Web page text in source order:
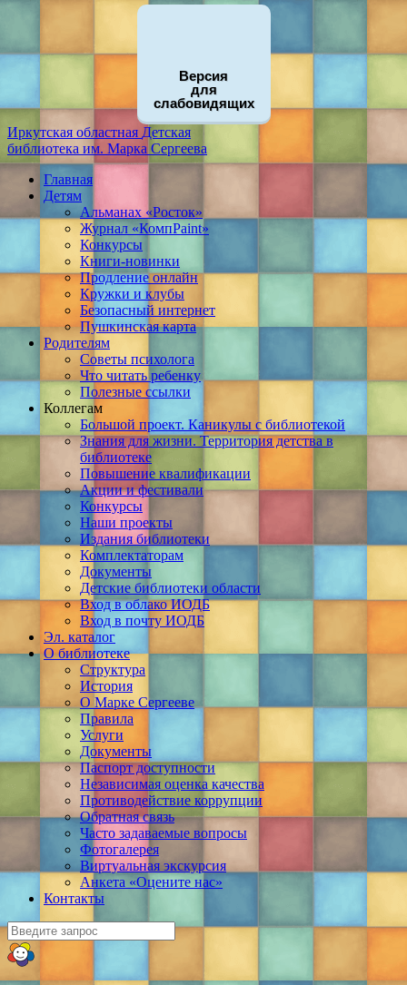
Версия
для
слабовидящих
Иркутская областная Детская
библиотека им. Марка Сергеева
Главная
Детям
Альманах «Росток»
Журнал «КомпPaint»
Конкурсы
Книги-новинки
Продление онлайн
Кружки и клубы
Безопасный интернет
Пушкинская карта
Родителям
Советы психолога
Что читать ребенку
Полезные ссылки
Коллегам
Большой проект. Каникулы с библиотекой
Знания для жизни. Территория детства в
библиотеке
Повышение квалификации
Акции и фестивали
Конкурсы
Наши проекты
Издания библиотеки
Комплектаторам
Документы
Детские библиотеки области
Вход в облако ИОДБ
Вход в почту ИОДБ
Эл. каталог
О библиотеке
Структура
История
О Марке Сергееве
Правила
Услуги
Документы
Паспорт доступности
Независимая оценка качества
Противодействие коррупции
Обратная связь
Часто задаваемые вопросы
Фотогалерея
Виртуальная экскурсия
Анкета «Оцените нас»
Контакты